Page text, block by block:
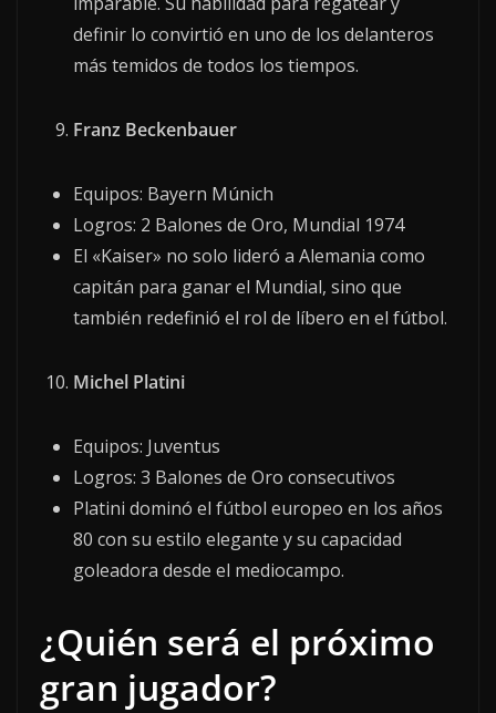
definir lo convirtió en uno de los delanteros
más temidos de todos los tiempos.
Franz Beckenbauer
Equipos: Bayern Múnich
Logros: 2 Balones de Oro, Mundial 1974
El «Kaiser» no solo lideró a Alemania como
capitán para ganar el Mundial, sino que
también redefinió el rol de líbero en el fútbol.
Michel Platini
Equipos: Juventus
Logros: 3 Balones de Oro consecutivos
Platini dominó el fútbol europeo en los años
80 con su estilo elegante y su capacidad
goleadora desde el mediocampo.
¿Quién será el próximo
gran jugador?